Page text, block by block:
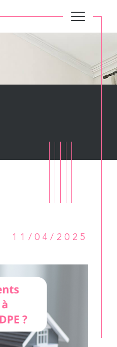
11/04/2025